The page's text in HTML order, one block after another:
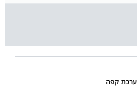
ערכת קפה